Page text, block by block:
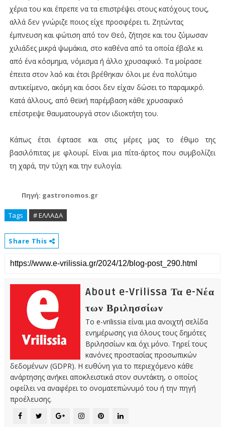
χέρια του και έπρεπε να τα επιστρέψει στους κατόχους τους,
αλλά δεν γνώριζε ποιος είχε προσφέρει τι. Ζητώντας
έμπνευση και φώτιση από τον Θεό, ζήτησε και του ζύμωσαν
χιλιάδες μικρά ψωμάκια, στο καθένα από τα οποία έβαλε κι
από ένα κόσμημα, νόμισμα ή άλλο χρυσαφικό. Τα μοίρασε
έπειτα στον λαό και έτσι βρέθηκαν όλοι με ένα πολύτιμο
αντικείμενο, ακόμη και όσοι δεν είχαν δώσει το παραμικρό.
Κατά άλλους, από θεϊκή παρέμβαση κάθε χρυσαφικό
επέστρεψε θαυματουργά στον ιδιοκτήτη του.
Κάπως έτσι έφτασε και στις μέρες μας το έθιμο της
βασιλόπιτας με φλουρί. Είναι μια πίτα-άρτος που συμβολίζει
τη χαρά, την τύχη και την ευλογία.
Πηγή: gastronomos.gr
Tags # ΕΛΛΑΔΑ
Share This
About e-Vrilissa Τα e-Νέα
των Βριλησσίων
Το e-vrilissia είναι μια ανοιχτή σελίδα
ενημέρωσης για όλους τους δημότες
Βριλησσίων και όχι μόνο. Τηρεί τους
κανόνες προστασίας προσωπικών
δεδομένων (GDPR). Η ευθύνη για το περιεχόμενο κάθε
ανάρτησης ανήκει αποκλειστικά στον συντάκτη, ο οποίος
οφείλει να αναφέρει το ονοματεπώνυμό του ή την πηγή
προέλευσης.